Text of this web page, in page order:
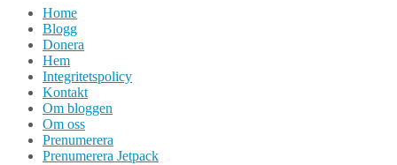
Home
Blogg
Donera
Hem
Integritetspolicy
Kontakt
Om bloggen
Om oss
Prenumerera
Prenumerera Jetpack